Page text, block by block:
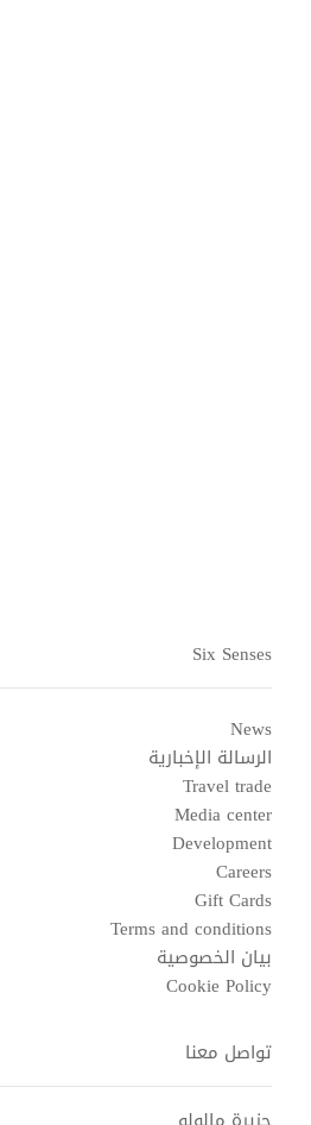
Six Senses
News
الرسالة الإخبارية
Travel trade
Media center
Development
Careers
Gift Cards
Terms and conditions
بيان الخصوصية
Cookie Policy
تواصل معنا